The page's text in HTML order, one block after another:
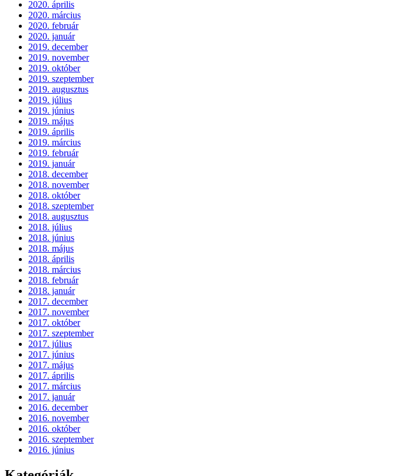
2020. április
2020. március
2020. február
2020. január
2019. december
2019. november
2019. október
2019. szeptember
2019. augusztus
2019. július
2019. június
2019. május
2019. április
2019. március
2019. február
2019. január
2018. december
2018. november
2018. október
2018. szeptember
2018. augusztus
2018. július
2018. június
2018. május
2018. április
2018. március
2018. február
2018. január
2017. december
2017. november
2017. október
2017. szeptember
2017. július
2017. június
2017. május
2017. április
2017. március
2017. január
2016. december
2016. november
2016. október
2016. szeptember
2016. június